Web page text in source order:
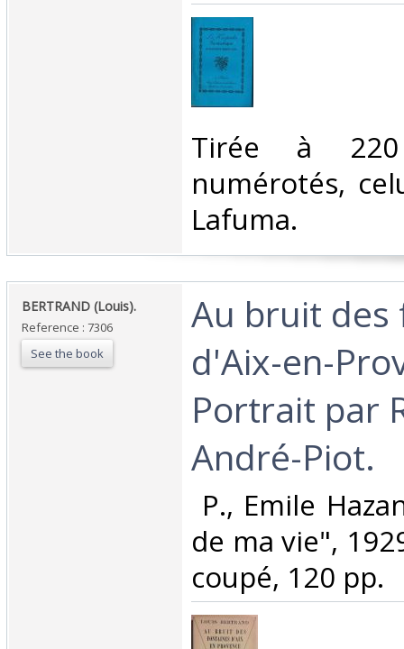
‎Tirée à 220
numérotés,
Lafuma. ‎
‎BERTRAND (Louis).‎
Reference : 7306
See the book
‎Au bruit des
d'Aix-en-
Portrait par
André-Piot.‎
P., Emile
de ma vie",
coupé, 120 pp. ‎